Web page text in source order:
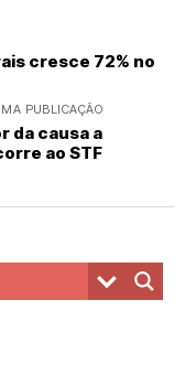
cresce 72% no
PUBLICAÇÃO
da causa a
ao STF